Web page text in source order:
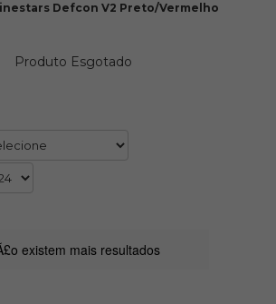
Defcon V2 Preto/Vermelho
Produto Esgotado
existem mais resultados